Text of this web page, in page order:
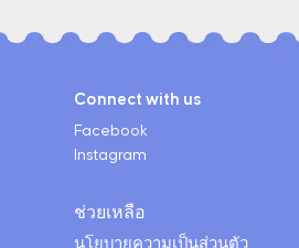
Connect with us
Facebook
Instagram
ช่วยเหลือ
นโยบายความเป็นส่วนตัว